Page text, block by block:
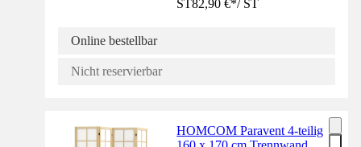
ST82,90 €*/ ST
Online bestellbar
Nicht reservierbar
HOMCOM Paravent 4-teilig